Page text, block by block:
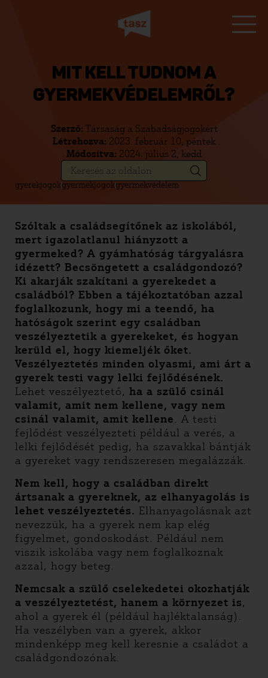
MIT KELL TUDNOM A
GYERMEKVÉDELEMRŐL?
Szerző: Társaság a Szabadságjogokért
Létrehozva: 2023. február 10, péntek
Módosítva: 2024. július 2, kedd
gyerekjogokgyermekjogokgyermekvédelem
Szóltak a családsegítőnek az iskolából,
mert igazolatlanul hiányzott a
gyermeked? A gyámhatóság tárgyalásra
idézett? Becsöngetett a családgondozó?
Ki akarják szakítani a gyerekedet a
családból? Ebben a tájékoztatóban azzal
foglalkozunk, hogy mi a teendő, ha
hatóságok szerint egy családban
veszélyeztetik a gyerekeket, és hogyan
kerüld el, hogy kiemeljék őket.
Veszélyeztetés minden olyasmi, ami árt a
gyerek testi vagy lelki fejlődésének.
Lehet veszélyeztető, ha a szülő csinál
valamit, amit nem kellene, vagy nem
csinál valamit, amit kellene. A testi
fejlődést veszélyezteti például a verés, a
lelki fejlődését pedig, ha szavakkal bántják
a gyereket vagy rendszeresen megalázzák.
Nem kell, hogy a családban direkt
ártsanak a gyereknek, az elhanyagolás is
lehet veszélyeztetés. Elhanyagolásnak azt
nevezzük, ha a gyerek nem kap elég
figyelmet, gondoskodást. Például nem
viszik iskolába vagy nem foglalkoznak
azzal, hogy beteg.
Nemcsak a szülő cselekedetei okozhatják
a veszélyeztetést, hanem a környezet is,
ahol a gyerek él (például hajléktalanság).
Ha veszélyben van a gyerek, akkor
mindenképp meg kell keresnie a családot a
családgondozónak.